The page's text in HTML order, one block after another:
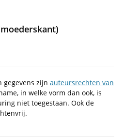
gegevens zijn auteursrechten van
in welke vorm dan ook, is
niet toegestaan. Ook de